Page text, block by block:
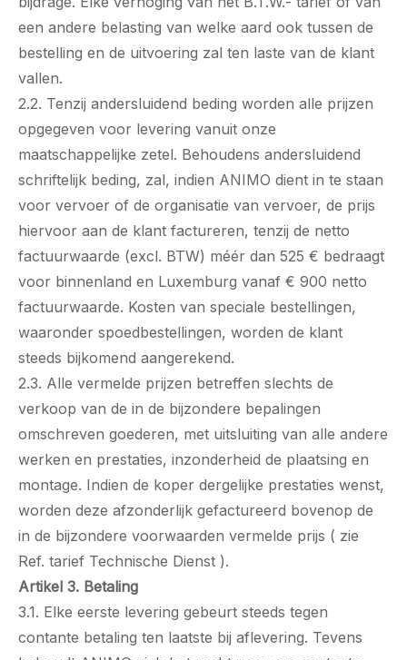
een andere belasting van welke aard ook tussen de
bestelling en de uitvoering zal ten laste van de klant
vallen.
2.2. Tenzij andersluidend beding worden alle prijzen
opgegeven voor levering vanuit onze
maatschappelijke zetel. Behoudens andersluidend
schriftelijk beding, zal, indien ANIMO dient in te staan
voor vervoer of de organisatie van vervoer, de prijs
hiervoor aan de klant factureren, tenzij de netto
factuurwaarde (excl. BTW) méér dan 525 € bedraagt
voor binnenland en Luxemburg vanaf € 900 netto
factuurwaarde. Kosten van speciale bestellingen,
waaronder spoedbestellingen, worden de klant
steeds bijkomend aangerekend.
2.3. Alle vermelde prijzen betreffen slechts de
verkoop van de in de bijzondere bepalingen
omschreven goederen, met uitsluiting van alle andere
werken en prestaties, inzonderheid de plaatsing en
montage. Indien de koper dergelijke prestaties wenst,
worden deze afzonderlijk gefactureerd bovenop de
in de bijzondere voorwaarden vermelde prijs ( zie
Ref. tarief Technische Dienst ).
Artikel 3. Betaling
3.1. Elke eerste levering gebeurt steeds tegen
contante betaling ten laatste bij aflevering. Tevens